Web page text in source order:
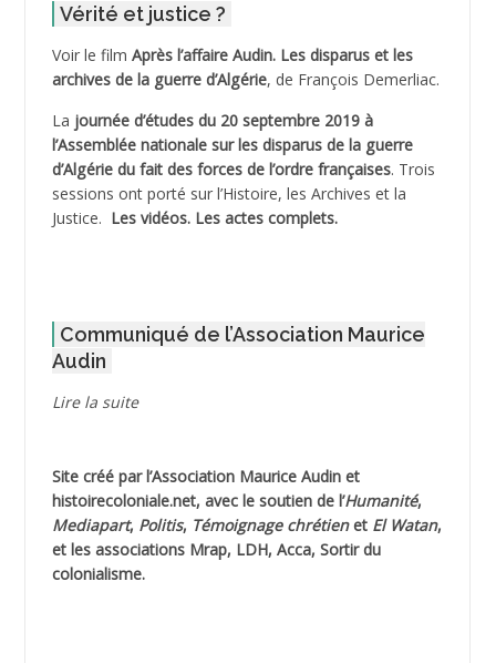
ADELIOUAT Vve AIT SAADA
ADJANI Khaled
ADJAOUT
ADNI Mohamed Akli
ADOUL Arab *
AGOULMINE
AHLOUCHE Mabrouk *
AIBLIED Ahmed
Vérité et justice ?
Voir le film Après l’affaire Audin. Les disparus et les
archives de la guerre d’Algérie, de François Demerliac.
La journée d’études du 20 septembre 2019 à
l’Assemblée nationale sur les disparus de la guerre
d’Algérie du fait des forces de l’ordre françaises. Trois
sessions ont porté sur l’Histoire, les Archives et la
Justice. Les vidéos. Les actes complets.
Communiqué de l’Association Maurice
Audin
Lire la suite
Site créé par l’Association Maurice Audinet
histoirecoloniale.net, avec le soutien de l’Humanité,
Mediapart, Politis, Témoignage chrétienet El Watan,
et les associations Mrap, LDH, Acca, Sortir du
colonialisme.